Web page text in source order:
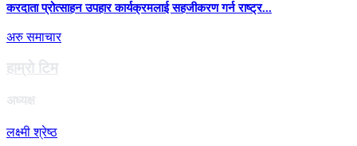
करदाता प्रोत्साहन उपहार कार्यक्रमलाई सहजीकरण गर्न राष्ट्र...
अरु समाचार
हाम्राे टिम
अध्यक्ष
लक्ष्मी श्रेष्ठ